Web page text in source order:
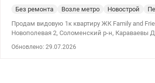
Без ремонта Возле метро Новострой
Продам видовую 1к квартиру ЖК Family аnd
Новополевая 2, Соломенский р-н, Караваевы
Остекленная лоджия панорамным окном,
Обновлено: 29.07.2026